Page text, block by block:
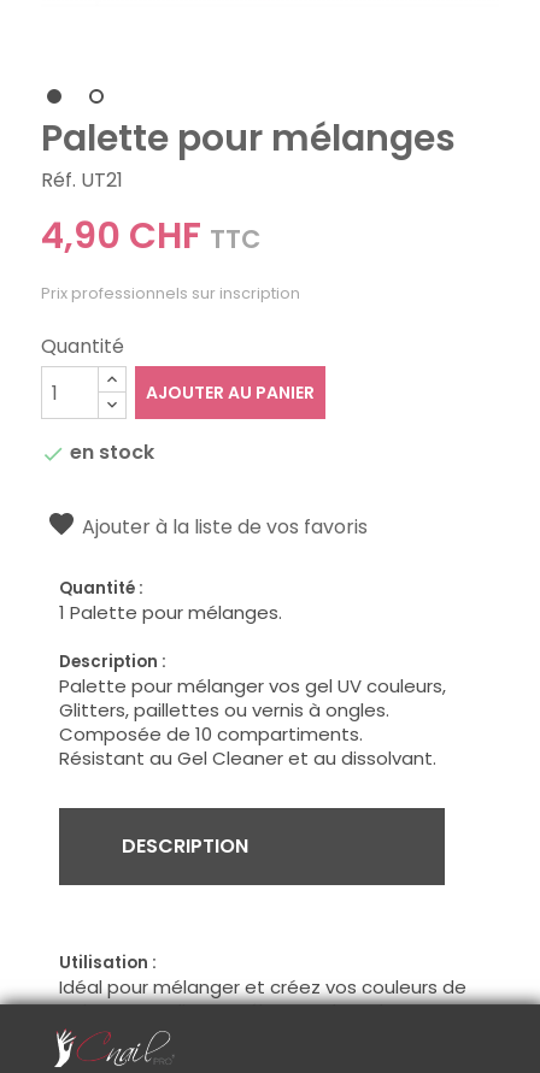
Palette pour mélanges
Réf. UT21
4,90 CHF TTC
Prix professionnels sur inscription
Quantité
AJOUTER AU PANIER
 en stock
Ajouter à la liste de vos favoris
Quantité :
1 Palette pour mélanges.
Description :
Palette pour mélanger vos gel UV couleurs,
Glitters, paillettes ou vernis à ongles.
Composée de 10 compartiments.
Résistant au Gel Cleaner et au dissolvant.
DESCRIPTION
Utilisation :
Idéal pour mélanger et créez vos couleurs de
peinture acrylique, mélanges de Gel UV
couleurs, vernis à ongles couleurs et/ou
ajouter des Glitters, Flitters ou paillettes.